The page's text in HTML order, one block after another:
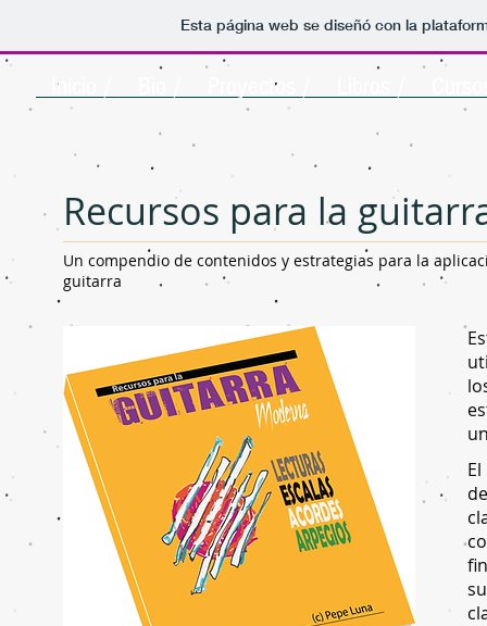
Esta página web se diseñó con la
Inicio / Proyectos /
Recursos para la
Un compendio de contenidos y estrategias para la
guitarra